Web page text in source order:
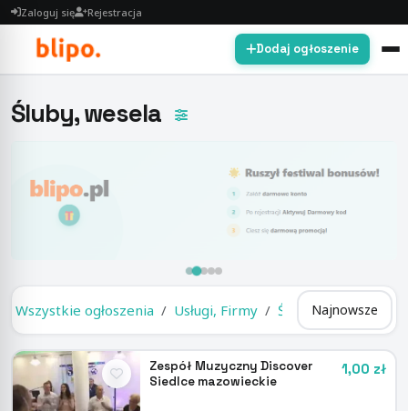
Zaloguj się Rejestracja
Dodaj ogłoszenie
Śluby, wesela
Wszystkie ogłoszenia Usługi, Firmy Śluby, wesela
Zespół Muzyczny Discover
Siedlce mazowieckie
1,00 zł